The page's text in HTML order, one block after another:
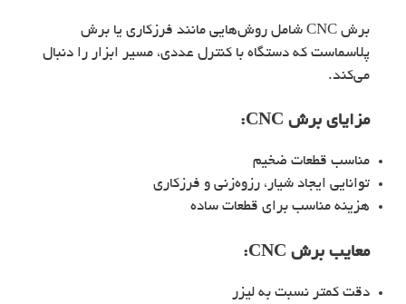
برش CNC شامل روش‌هایی مانند فرزکاری یا برش
پلاسماست که دستگاه با کنترل عددی، مسیر ابزار را دنبال
می‌کند.
مزایای برش CNC:
مناسب قطعات ضخیم
توانایی ایجاد شیار، رزوه‌زنی و فرزکاری
هزینه مناسب برای قطعات ساده
معایب برش CNC:
دقت کمتر نسبت به لیزر